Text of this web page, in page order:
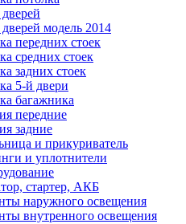
модель 2014
передних стоек
средних стоек
задних стоек
5-й двери
багажника
передние
задние
и прикуриватель
и уплотнители
стартер, АКБ
наружного освещения
внутренного освещения